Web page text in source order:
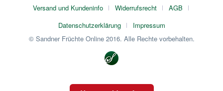
Versand und Kundeninfo
Widerrufsrecht
AGB
Datenschutzerklärung
Impressum
© Sandner Früchte Online 2016. Alle Rechte vorbehalten.